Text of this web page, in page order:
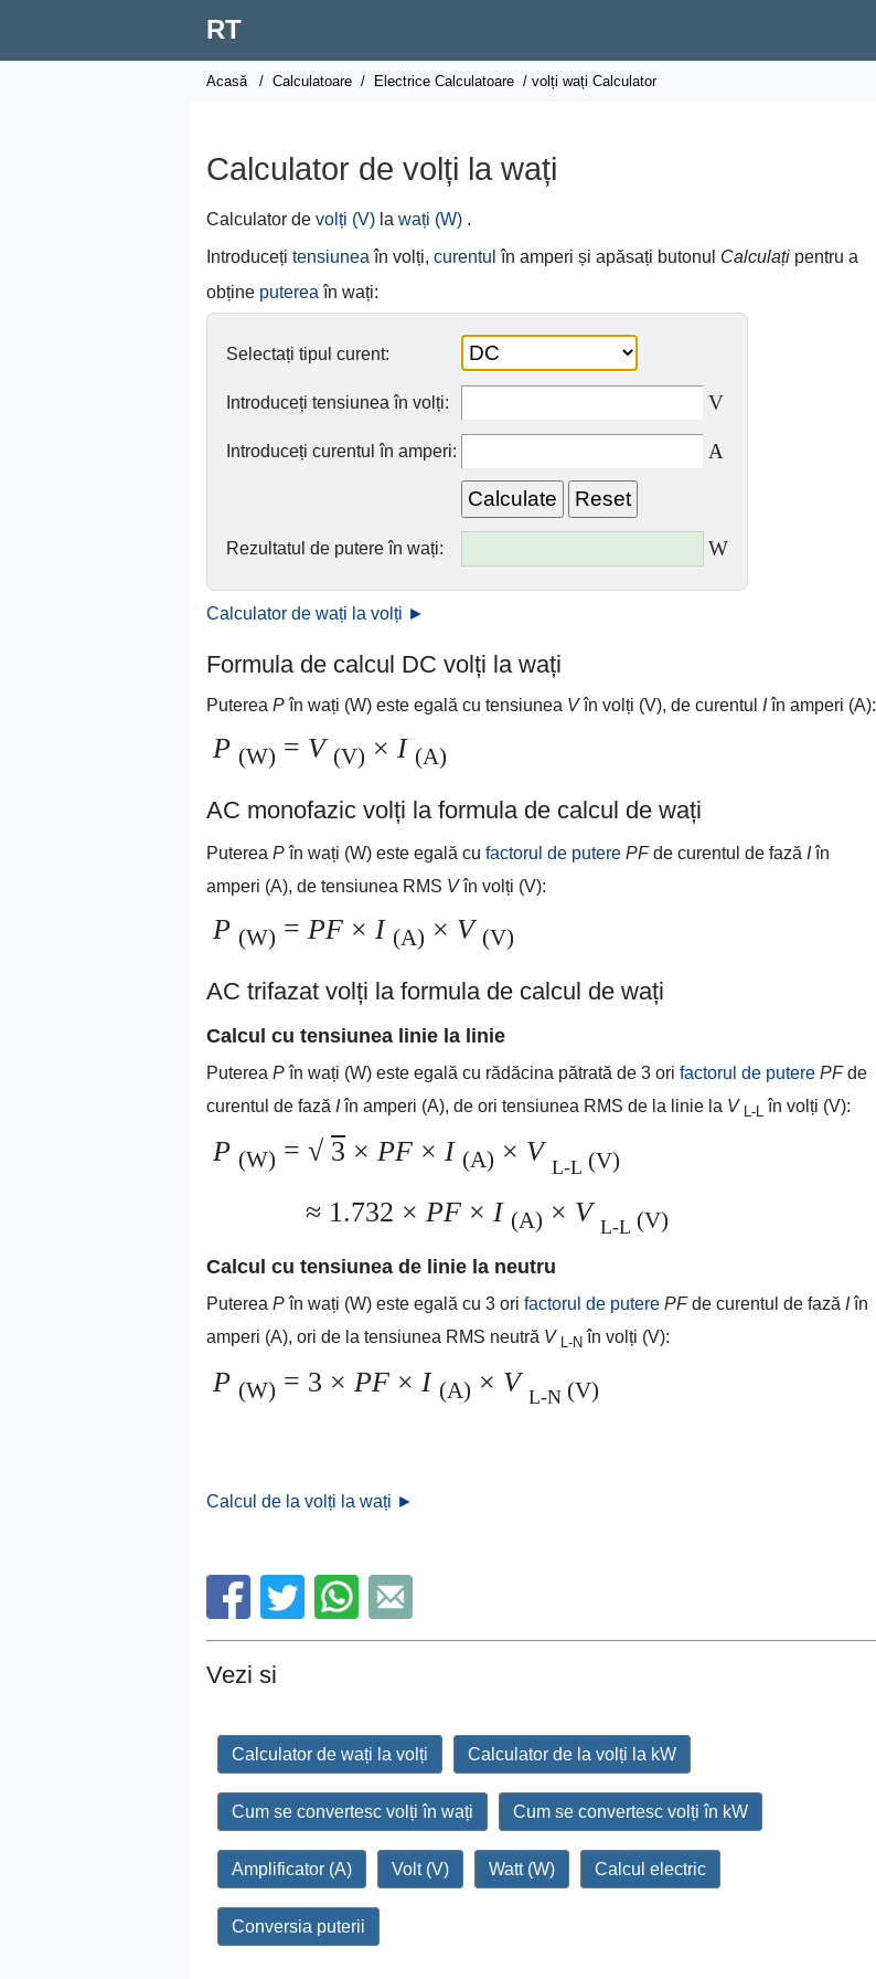
RT
Acasă / Calculatoare / Electrice Calculatoare / volți wați Calculator
Calculator de volți la wați
Calculator de volți (V) la wați (W) .
Introduceți tensiunea în volți, curentul în amperi și apăsați butonul Calculați pentru a
obține puterea în wați:
Selectați tipul curent:
Introduceți tensiunea în volți: V
Introduceți curentul în amperi: A
Rezultatul de putere în wați: W
Calculator de wați la volți ►
Formula de calcul DC volți la wați
Puterea Pîn wați (W) este egală cu tensiunea Vîn volți (V), de curentul Iîn amperi (A):
P (W) = V (V) × I (A)
AC monofazic volți la formula de calcul de wați
Puterea Pîn wați (W) este egală cu factorul de putere PFde curentul de fază Iîn
amperi (A), de tensiunea RMS Vîn volți (V):
P (W) = PF × I (A) × V (V)
AC trifazat volți la formula de calcul de wați
Calcul cu tensiunea linie la linie
Puterea Pîn wați (W) este egală cu rădăcina pătrată de 3 ori factorul de putere PFde
curentul de fază Iîn amperi (A), de ori tensiunea RMS de la linie la V L-L în volți (V):
P (W) = √ 3 × PF × I (A) × V L-L (V)
≈ 1.732 × PF × I (A) × V L-L (V)
Calcul cu tensiunea de linie la neutru
Puterea Pîn wați (W) este egală cu 3 ori factorul de putere PFde curentul de fază Iîn
amperi (A), ori de la tensiunea RMS neutră V L-N în volți (V):
P (W) = 3 × PF × I (A) × V L-N (V)
Calcul de la volți la wați ►
Vezi si
Calculator de wați la volți Calculator de la volți la kW
Cum se convertesc volți în wați Cum se convertesc volți în kW
Amplificator (A) Volt (V) Watt (W) Calcul electric
Conversia puterii